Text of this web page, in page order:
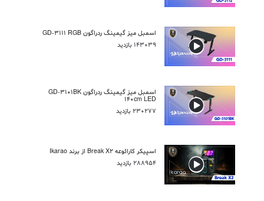
اسمبل میز گیمینگ ردراگون GD-3111 RGB
143039 بازدید
اسمبل میز گیمینگ ردراگون GD-3101BK
140cm LED
230277 بازدید
اسپیکر کارائوعه Break X2 از برند Ikarao
288954 بازدید